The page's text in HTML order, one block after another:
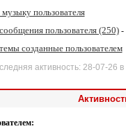
пользователя
пользователя (250)-
созданные пользователем
активность: 28-07-26 в